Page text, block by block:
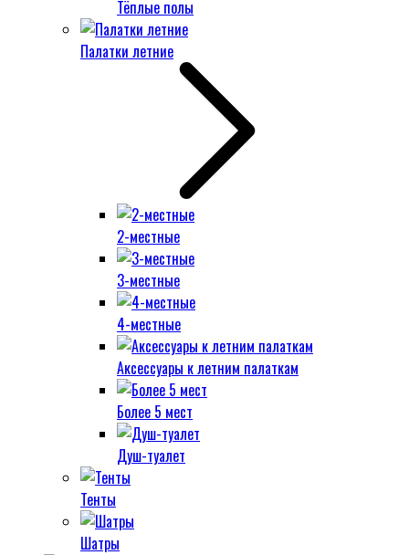
Тёплые полы
Палатки летние
2-местные
3-местные
4-местные
Аксессуары к летним палаткам
Более 5 мест
Душ-туалет
Тенты
Шатры